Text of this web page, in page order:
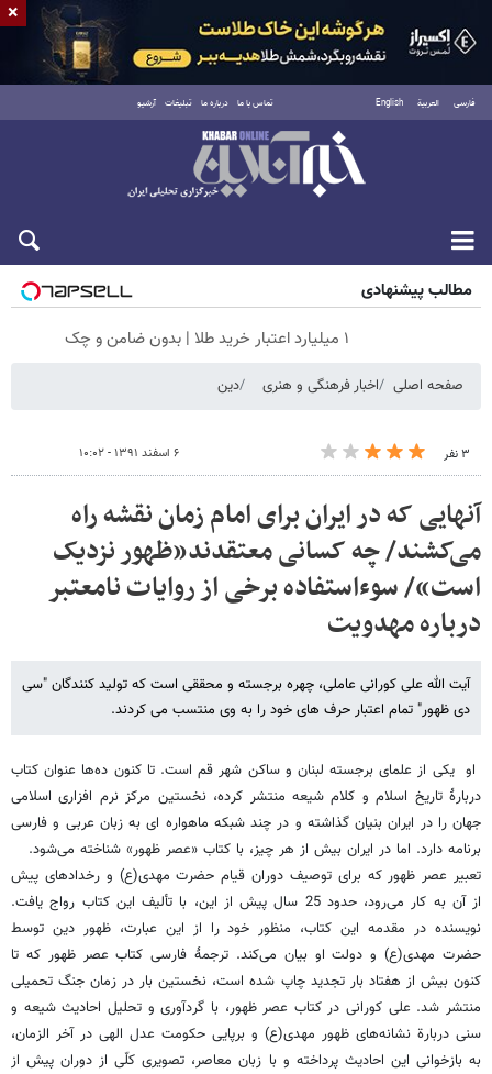
فارسی العربية English تماس با ما درباره ما تبلیغات آرشیو
جمعه ۱۶ مرداد ۱۴۰۵
مطالب پیشنهادی
۱ میلیارد اعتبار خرید طلا | بدون ضامن و چک
صفحه اصلی اخبار فرهنگی و هنری دین
۳ نفر ۶ اسفند ۱۳۹۱ - ۱۰:۰۲
آنهایی که در ایران برای امام زمان نقشه راه
می‌کشند/ چه کسانی معتقدند«ظهور نزدیک
است»/ سوءاستفاده برخی از روایات نامعتبر
درباره مهدویت
آیت الله علی کورانی عاملی، چهره برجسته و محققی است که تولید کنندگان "سی
دی ظهور" تمام اعتبار حرف های خود را به وی منتسب می کردند.
او یکی از علمای برجسته لبنان و ساکن شهر قم است. تا کنون ده‌ها عنوان کتاب
دربارۀ تاریخ اسلام و کلام شیعه منتشر کرده، نخستین مرکز نرم افزاری اسلامی
جهان را در ایران بنیان گذاشته و در چند شبکه ماهواره ای به زبان عربی و فارسی
برنامه دارد. اما در ایران بیش از هر چیز، با کتاب «عصر ظهور» شناخته می‌شود.
تعبیر عصر ظهور که برای توصیف دوران قیام حضرت مهدی(ع) و رخدادهای پیش
از آن به کار می‌رود، حدود 25 سال پیش از این، با تألیف این کتاب رواج یافت.
نویسنده در مقدمه این کتاب، منظور خود را از این عبارت، ظهور دین توسط
حضرت مهدی(ع) و دولت او بیان می‌کند. ترجمۀ فارسی کتاب عصر ظهور که تا
کنون بیش از هفتاد بار تجدید چاپ شده است، نخستین بار در زمان جنگ تحمیلی
منتشر شد. علی کورانی در کتاب عصر ظهور، با گردآوری و تحلیل احادیث شیعه و
سنی دربارة نشانه‌های ظهور مهدی(ع) و برپایی حکومت عدل الهی در آخر الزمان،
به بازخوانی این احادیث پرداخته و با زبان معاصر، تصویری کلّی از دوران پیش از
×